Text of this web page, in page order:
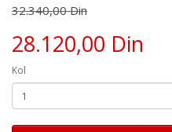
32.340,00 Din
28.120,00 Din
Kol